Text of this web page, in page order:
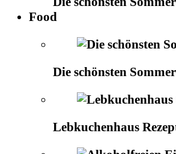
Food
Die schönsten
Lebkuchenhaus